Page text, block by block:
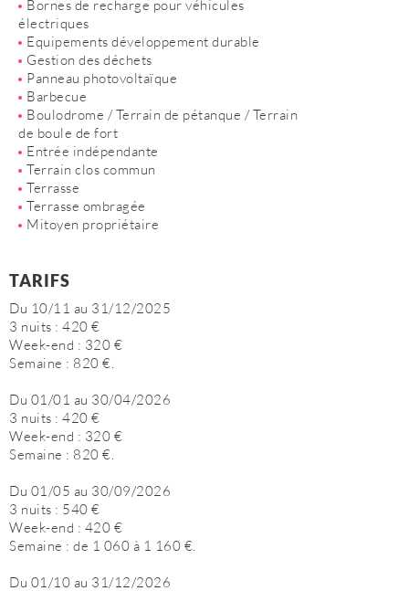
Bornes de recharge pour véhicules
électriques
Equipements développement durable
Gestion des déchets
Panneau photovoltaïque
Barbecue
Boulodrome / Terrain de pétanque / Terrain
de boule de fort
Entrée indépendante
Terrain clos commun
Terrasse
Terrasse ombragée
Mitoyen propriétaire
TARIFS
Du 10/11 au 31/12/2025
3 nuits : 420 €
Week-end : 320 €
Semaine : 820 €.
Du 01/01 au 30/04/2026
3 nuits : 420 €
Week-end : 320 €
Semaine : 820 €.
Du 01/05 au 30/09/2026
3 nuits : 540 €
Week-end : 420 €
Semaine : de 1 060 à 1 160 €.
Du 01/10 au 31/12/2026